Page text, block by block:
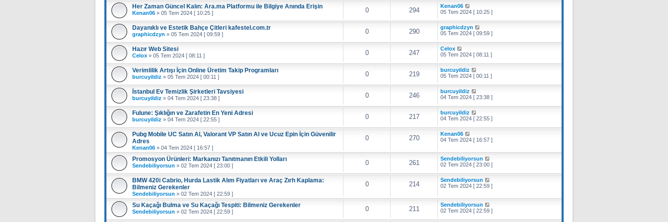
Her Zaman Güncel Kalın: Ara.ma Platformu ile Bilgiye Anında Erişin
Kenan06 » 05 Tem 2024 [ 10:25 ] 0 294
Kenan06
05 Tem 2024 [ 10:25 ]
Dayanıklı ve Estetik Bahçe Çitleri kafestel.com.tr
graphicdzyn » 05 Tem 2024 [ 09:59 ] 0 290
graphicdzyn
05 Tem 2024 [ 09:59 ]
Hazır Web Sitesi
Celox » 05 Tem 2024 [ 08:11 ] 0 247
Celox
05 Tem 2024 [ 08:11 ]
Verimlilik Artışı İçin Online Üretim Takip Programları
burcuyildiz » 05 Tem 2024 [ 00:11 ] 0 219
burcuyildiz
05 Tem 2024 [ 00:11 ]
İstanbul Ev Temizlik Şirketleri Tavsiyesi
burcuyildiz » 04 Tem 2024 [ 23:38 ] 0 246
burcuyildiz
04 Tem 2024 [ 23:38 ]
Fulune: Şıklığın ve Zarafetin En Yeni Adresi
burcuyildiz » 04 Tem 2024 [ 22:55 ] 0 217
burcuyildiz
04 Tem 2024 [ 22:55 ]
Pubg Mobile UC Satın Al, Valorant VP Satın Al ve Ucuz Epin İçin Güvenilir
Adres
Kenan06 » 04 Tem 2024 [ 16:57 ]
0 270
Kenan06
04 Tem 2024 [ 16:57 ]
Promosyon Ürünleri: Markanızı Tanıtmanın Etkili Yolları
Sendebiliyorsun » 02 Tem 2024 [ 23:00 ] 0 261
Sendebiliyorsun
02 Tem 2024 [ 23:00 ]
BMW 420i Cabrio, Hurda Lastik Alım Fiyatları ve Araç Zırh Kaplama:
Bilmeniz Gerekenler
Sendebiliyorsun » 02 Tem 2024 [ 22:59 ]
0 214
Sendebiliyorsun
02 Tem 2024 [ 22:59 ]
Su Kaçağı Bulma ve Su Kaçağı Tespiti: Bilmeniz Gerekenler
Sendebiliyorsun » 02 Tem 2024 [ 22:59 ] 0 211
Sendebiliyorsun
02 Tem 2024 [ 22:59 ]